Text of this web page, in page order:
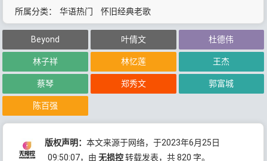
所属分类： 华语热门 怀旧经典老歌
Beyond 叶倩文 杜德伟
林子祥 林忆莲 王杰
蔡琴 郑秀文 郭富城
陈百强
版权声明：本文来源于网络，于2023年6月25日
09:50:07，由无损控转载发表，共 820 字。